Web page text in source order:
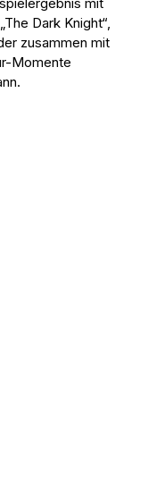
Dark Knight“,
zusammen mit
Momente